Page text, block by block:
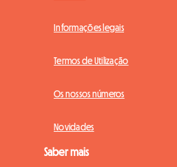
Informações legais
Termos de Utilização
Os nossos números
Novidades
Saber mais